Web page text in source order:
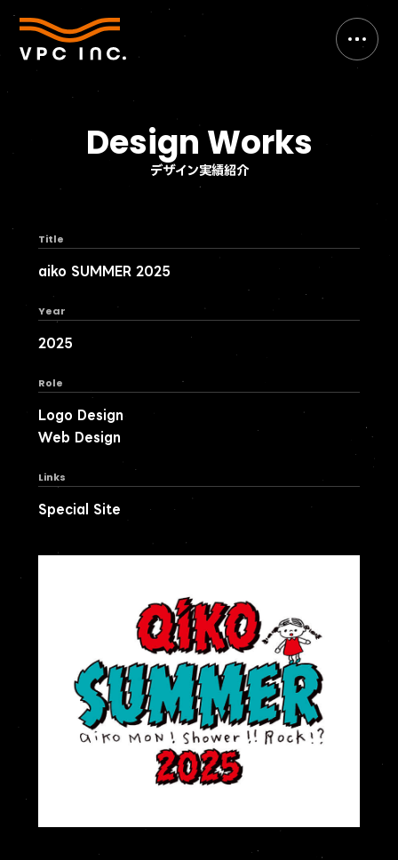
デザイン実績紹介
Design Works
Title
aiko SUMMER 2025
Year
2025
Role
Logo Design
Web Design
Links
Special Site